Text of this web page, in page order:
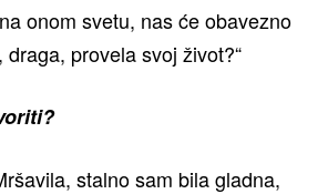
onom svetu, nas će obavezno
draga, provela svoj život?“
stalno sam bila gladna,